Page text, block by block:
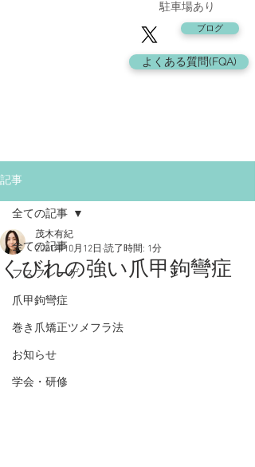
駐車場あり
ブログ
よくある質問(FQA)
記事
全ての記事
フスフレーゲ
爪甲鉤彎症
巻き爪矯正ツメフラ法
お知らせ
学会・研修
全ての記事
くびれの強い爪甲鉤彎症
茂木有紀
2021年10月12日 読了時間: 1分